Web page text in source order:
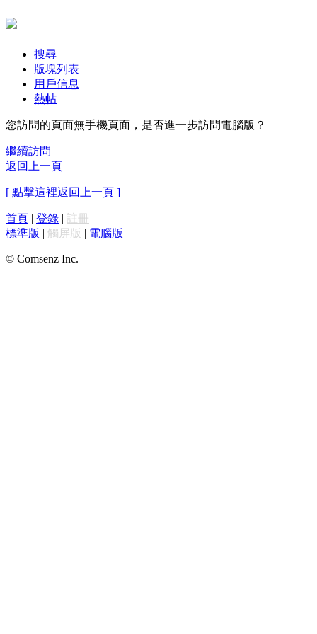
搜尋
版塊列表
用戶信息
熱帖
您訪問的頁面無手機頁面，是否進一步訪問電腦版？
繼續訪問
返回上一頁
[ 點擊這裡返回上一頁 ]
首頁 | 登錄 | 註冊
標準版 | 觸屏版 | 電腦版 |
© Comsenz Inc.